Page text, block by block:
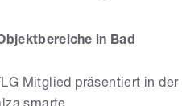
in Bad
Mitglied präsentiert in der